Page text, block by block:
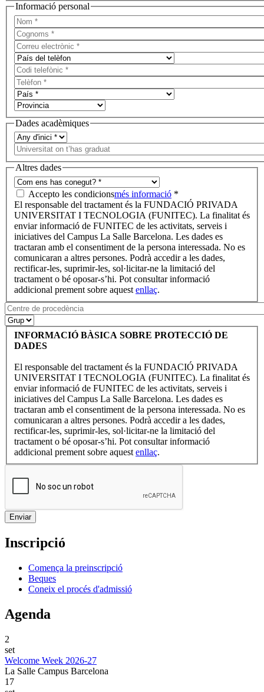
Informació personal
Dades acadèmiques
Altres dades
Accepto les condicionsmés informació *
El responsable del tractament és la FUNDACIÓ PRIVADA
UNIVERSITAT I TECNOLOGIA (FUNITEC). La finalitat és
enviar informació de FUNITEC de les activitats, serveis i
iniciatives del Campus La Salle Barcelona. Les dades es
tractaran amb el consentiment de la persona interessada. No es
comunicaran a altres persones. Podrà accedir a les dades,
rectificar-les, suprimir-les, sol·licitar-ne la limitació del
tractament o bé oposar-s’hi. Pot consultar informació
addicional prement sobre aquest enllaç.
INFORMACIÓ BÀSICA SOBRE PROTECCIÓ DE
DADES
El responsable del tractament és la FUNDACIÓ PRIVADA
UNIVERSITAT I TECNOLOGIA (FUNITEC). La finalitat és
enviar informació de FUNITEC de les activitats, serveis i
iniciatives del Campus La Salle Barcelona. Les dades es
tractaran amb el consentiment de la persona interessada. No es
comunicaran a altres persones. Podrà accedir a les dades,
rectificar-les, suprimir-les, sol·licitar-ne la limitació del
tractament o bé oposar-s’hi. Pot consultar informació
addicional prement sobre aquest enllaç.
Inscripció
Comença la preinscripció
Beques
Coneix el procés d'admissió
Agenda
2
set
Welcome Week 2026-27
La Salle Campus Barcelona
17